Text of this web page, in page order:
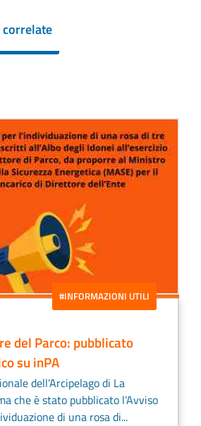
#INFORMAZIONI UTILI
del Parco: pubblicato
su inPA
dell’Arcipelago di La
che è stato pubblicato l’Avviso
di una rosa di...